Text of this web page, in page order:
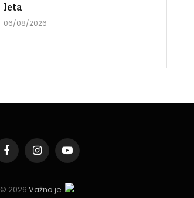
leta
06/08/2026
FacebookInstagramYouTube
© 2026 Važno je.